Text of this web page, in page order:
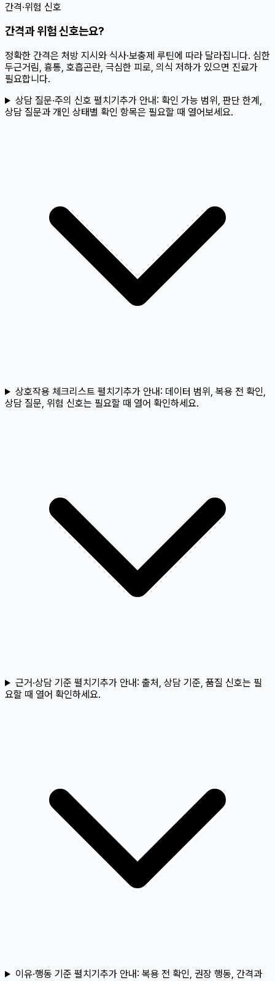
간격·위험 신호
간격과 위험 신호는요?
정확한 간격은 처방 지시와 식사·보충제 루틴에 따라 달라집니다. 심한
두근거림, 흉통, 호흡곤란, 극심한 피로, 의식 저하가 있으면 진료가
필요합니다.
상담 질문·주의 신호 펼치기추가 안내: 확인 가능 범위, 판단 한계,
상담 질문과 개인 상태별 확인 항목은 필요할 때 열어보세요.
상호작용 체크리스트 펼치기추가 안내: 데이터 범위, 복용 전 확인,
상담 질문, 위험 신호는 필요할 때 열어 확인하세요.
근거·상담 기준 펼치기추가 안내: 출처, 상담 기준, 품질 신호는 필
요할 때 열어 확인하세요.
이유·행동 기준 펼치기추가 안내: 복용 전 확인, 권장 행동, 간격과